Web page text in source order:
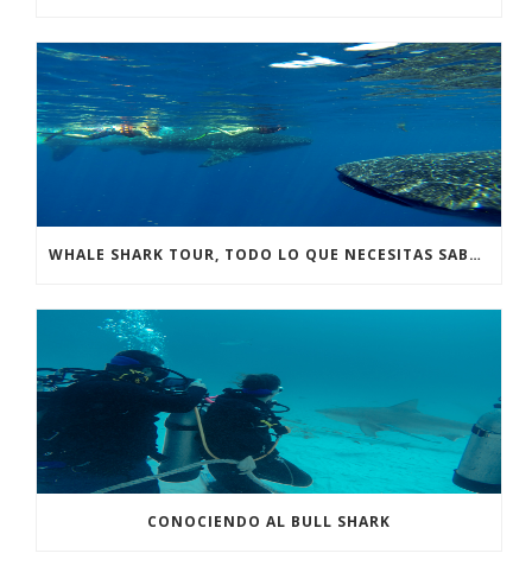
WHALE SHARK TOUR, TODO LO QUE NECESITAS SABER.
CONOCIENDO AL BULL SHARK